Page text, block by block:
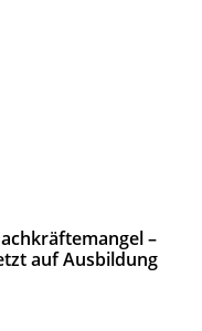
–
auf Ausbildung